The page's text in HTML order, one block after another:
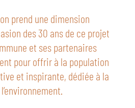
prend une dimension
des 30 ans de ce projet
et ses partenaires
pour offrir à la population
et inspirante, dédiée à la